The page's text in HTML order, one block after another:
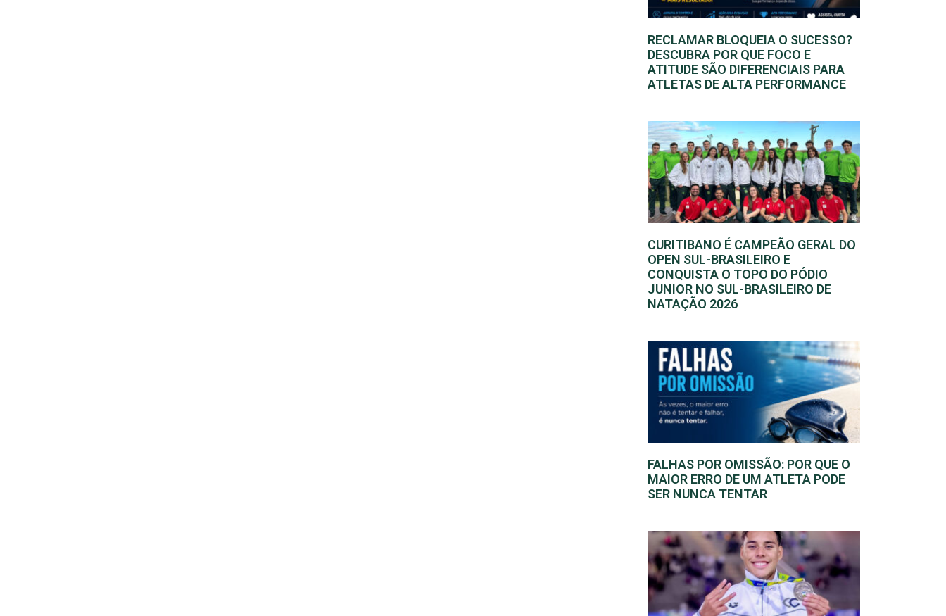
RECLAMAR BLOQUEIA O SUCESSO?
DESCUBRA POR QUE FOCO E
ATITUDE SÃO DIFERENCIAIS PARA
ATLETAS DE ALTA PERFORMANCE
CURITIBANO É CAMPEÃO GERAL DO
OPEN SUL-BRASILEIRO E
CONQUISTA O TOPO DO PÓDIO
JUNIOR NO SUL-BRASILEIRO DE
NATAÇÃO 2026
FALHAS POR OMISSÃO: POR QUE O
MAIOR ERRO DE UM ATLETA PODE
SER NUNCA TENTAR